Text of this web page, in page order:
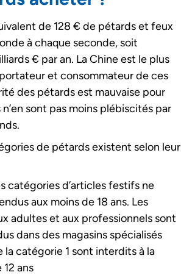
de 128 € de pétards et feux
à chaque seconde, soit
€ par an. La Chine est le plus
et consommateur de ces
des pétards est mauvaise pour
n’en sont pas moins plébiscités par
de pétards existent selon leur
catégories d’articles festifs ne
aux moins de 18 ans. Les
adultes et aux professionnels sont
dans des magasins spécialisés
la catégorie 1 sont interdits à la
ans